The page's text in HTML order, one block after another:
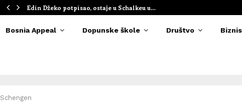
Edin Džeko potpisao, ostaje u Schalkeu u…
Bosnia Appeal Dopunske škole Društvo Biznis
Schengen